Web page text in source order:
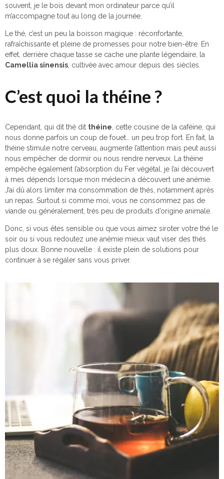
souvent, je le bois devant mon ordinateur parce qu’il
m’accompagne tout au long de la journée.
Le thé, c’est un peu la boisson magique : réconfortante,
rafraîchissante et pleine de promesses pour notre bien-être. En
effet, derrière chaque tasse se cache une plante légendaire, la
Camellia sinensis , cultivée avec amour depuis des siècles.
C’est quoi la théine ?
Cependant, qui dit thé dit théine, cette cousine de la caféine, qui
nous donne parfois un coup de fouet… un peu trop fort. En fait, la
théine stimule notre cerveau, augmente l’attention mais peut aussi
nous empêcher de dormir ou nous rendre nerveux. La théine
empêche également l’absorption du Fer végétal, je l’ai découvert
à mes dépends lorsque mon médecin a découvert une anémie.
J’ai dû alors limiter ma consommation de thés, notamment après
un repas. Surtout si comme moi, vous ne consommez pas de
viande ou généralement, très peu de produits d’origine animale.
Donc, si vous êtes sensible ou que vous aimez siroter votre thé le
soir ou si vous redoutez une anémie mieux vaut viser des thés
plus doux. Bonne nouvelle : il existe plein de solutions pour
continuer à se régaler sans vous priver.